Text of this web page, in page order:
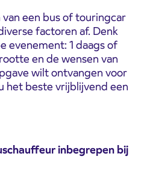
een bus of touringcar
factoren af. Denk
evenement: 1 daags of
en de wensen van
wilt ontvangen voor
het beste vrijblijvend een
inbegrepen bij